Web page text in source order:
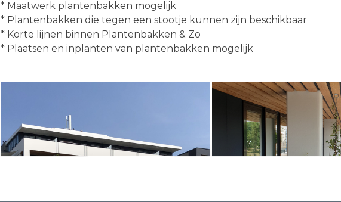
* Maatwerk plantenbakken mogelijk
* Plantenbakken die tegen een stootje kunnen zijn beschikbaar
* Korte lijnen binnen Plantenbakken & Zo
* Plaatsen en inplanten van plantenbakken mogelijk